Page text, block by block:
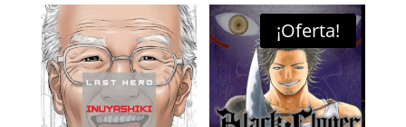
$9990.$6990.
¡Oferta!